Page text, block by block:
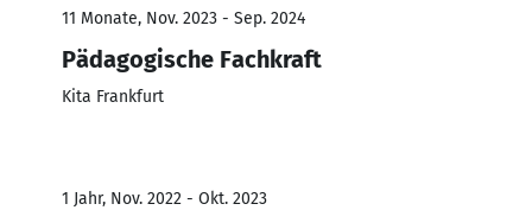
11 Monate, Nov. 2023 - Sep. 2024
Pädagogische Fachkraft
Kita Frankfurt
1 Jahr, Nov. 2022 - Okt. 2023